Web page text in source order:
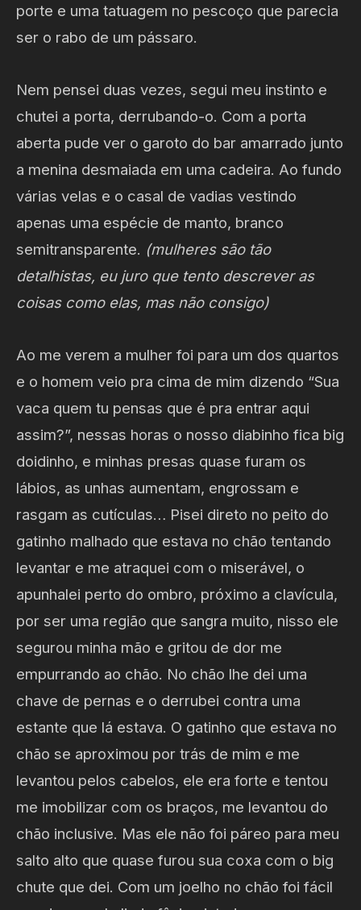
porte e uma tatuagem no pescoço que parecia
ser o rabo de um pássaro.
Nem pensei duas vezes, segui meu instinto e
chutei a porta, derrubando-o. Com a porta
aberta pude ver o garoto do bar amarrado junto
a menina desmaiada em uma cadeira. Ao fundo
várias velas e o casal de vadias vestindo
apenas uma espécie de manto, branco
semitransparente. (mulheres são tão
detalhistas, eu juro que tento descrever as
coisas como elas, mas não consigo)
Ao me verem a mulher foi para um dos quartos
e o homem veio pra cima de mim dizendo “Sua
vaca quem tu pensas que é pra entrar aqui
assim?”, nessas horas o nosso diabinho fica big
doidinho, e minhas presas quase furam os
lábios, as unhas aumentam, engrossam e
rasgam as cutículas… Pisei direto no peito do
gatinho malhado que estava no chão tentando
levantar e me atraquei com o miserável, o
apunhalei perto do ombro, próximo a clavícula,
por ser uma região que sangra muito, nisso ele
segurou minha mão e gritou de dor me
empurrando ao chão. No chão lhe dei uma
chave de pernas e o derrubei contra uma
estante que lá estava. O gatinho que estava no
chão se aproximou por trás de mim e me
levantou pelos cabelos, ele era forte e tentou
me imobilizar com os braços, me levantou do
chão inclusive. Mas ele não foi páreo para meu
salto alto que quase furou sua coxa com o big
chute que dei. Com um joelho no chão foi fácil